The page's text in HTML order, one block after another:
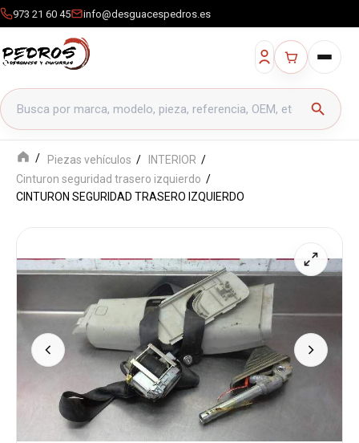
973 21 60 45 info@desguacespedros.es
Buscar productos
search
Piezas vehículos
INTERIOR
Cinturon seguridad trasero izquierdo
CINTURON SEGURIDAD TRASERO IZQUIERDO